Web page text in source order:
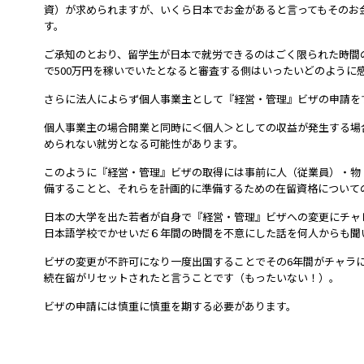
資）が求められますが、いくら日本でお金があると言ってもその
す。
ご承知のとおり、留学生が日本で就労できるのはごく限られた時
で500万円を稼いでいたとなると審査する側はいったいどのように
さらに法人によらず個人事業主として『経営・管理』ビザの申請
個人事業主の場合開業と同時に＜個人＞としての収益が発生する
められない就労となる可能性があります。
このように『経営・管理』ビザの取得には事前に人（従業員）・
備することと、それらを計画的に準備するための在留資格につい
日本の大学を出た若者が自身で『経営・管理』ビザへの変更にチ
日本語学校でかせいだ６年間の時間を不意にした話を何人からも
ビザの変更が不許可になり一度出国することでその6年間がチャラ
続在留がリセットされたと言うことです（もったいない！）。
ビザの申請には慎重に慎重を期する必要があります。